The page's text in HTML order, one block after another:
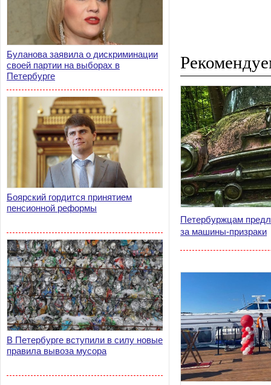
Буланова заявила о дискриминации
своей партии на выборах в
Петербурге
Боярский гордится принятием
пенсионной реформы
В Петербурге вступили в силу новые
правила вывоза мусора
Петербуржцам
за машины-призраки